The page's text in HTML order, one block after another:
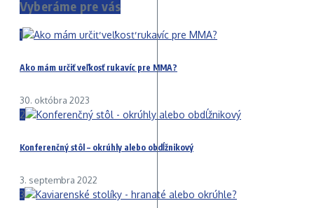
Vyberáme pre vás
1
Ako mám určiť veľkosť rukavíc pre MMA?
30. októbra 2023
2
Konferenčný stôl – okrúhly alebo obdĺžnikový
3. septembra 2022
3